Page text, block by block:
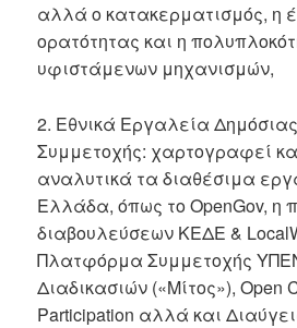
αλλά ο κατακερματισμός, η
ορατότητας και η
υφιστάμενων μηχανισμών,
2. Εθνικά Εργαλεία
Συμμετοχής: χαρτογραφεί
αναλυτικά τα διαθέσιμα
Ελλάδα, όπως το OpenGov,
διαβουλεύσεων ΚΕΔΕ &
Πλατφόρμα Συμμετοχής
Διαδικασιών («Μίτος»), Open
Participation αλλά και